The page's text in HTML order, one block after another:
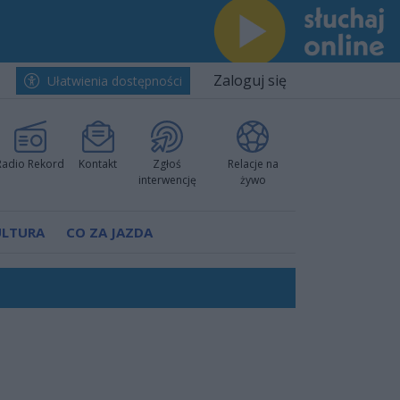
Ułatwienia dostępności Zaloguj się
Rekord Kontakt
Zgłoś
interwencję
Relacje na
żywo
CO ZA JAZDA
w Ustce!
prokuratury
pokazali klasę
nową sportową tradycję"